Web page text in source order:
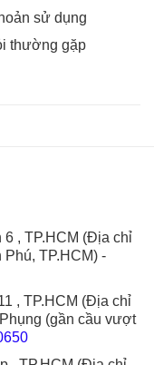
sử dụng
thường gặp
6 , TP.HCM (Địa chỉ
TP.HCM) -
, TP.HCM (Địa chỉ
(gần cầu vượt